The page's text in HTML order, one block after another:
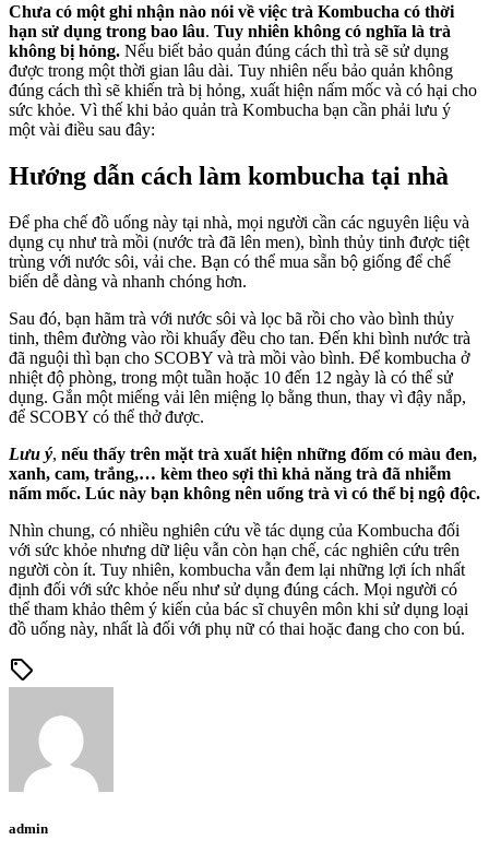
Chưa có một ghi nhận nào nói về việc trà Kombucha có thời
hạn sử dụng trong bao lâu. Tuy nhiên không có nghĩa là trà
không bị hỏng. Nếu biết bảo quản đúng cách thì trà sẽ sử dụng
được trong một thời gian lâu dài. Tuy nhiên nếu bảo quản không
đúng cách thì sẽ khiến trà bị hỏng, xuất hiện nấm mốc và có hại cho
sức khỏe. Vì thế khi bảo quản trà Kombucha bạn cần phải lưu ý
một vài điều sau đây:
Hướng dẫn cách làm kombucha tại nhà
Để pha chế đồ uống này tại nhà, mọi người cần các nguyên liệu và
dụng cụ như trà mồi (nước trà đã lên men), bình thủy tinh được tiệt
trùng với nước sôi, vải che. Bạn có thể mua sẵn bộ giống để chế
biến dễ dàng và nhanh chóng hơn.
Sau đó, bạn hãm trà với nước sôi và lọc bã rồi cho vào bình thủy
tinh, thêm đường vào rồi khuấy đều cho tan. Đến khi bình nước trà
đã nguội thì bạn cho SCOBY và trà mồi vào bình. Để kombucha ở
nhiệt độ phòng, trong một tuần hoặc 10 đến 12 ngày là có thể sử
dụng. Gắn một miếng vải lên miệng lọ bằng thun, thay vì đậy nắp,
để SCOBY có thể thở được.
Lưu ý, nếu thấy trên mặt trà xuất hiện những đốm có màu đen,
xanh, cam, trắng,… kèm theo sợi thì khả năng trà đã nhiễm
nấm mốc. Lúc này bạn không nên uống trà vì có thể bị ngộ độc.
Nhìn chung, có nhiều nghiên cứu về tác dụng của Kombucha đối
với sức khỏe nhưng dữ liệu vẫn còn hạn chế, các nghiên cứu trên
người còn ít. Tuy nhiên, kombucha vẫn đem lại những lợi ích nhất
định đối với sức khỏe nếu như sử dụng đúng cách. Mọi người có
thể tham khảo thêm ý kiến của bác sĩ chuyên môn khi sử dụng loại
đồ uống này, nhất là đối với phụ nữ có thai hoặc đang cho con bú.
sell
admin